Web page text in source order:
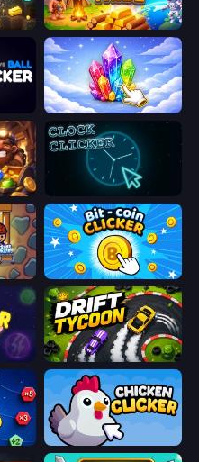
Evolutionary Tribe
Crystalia Idle Clicker
Clock Clicker
Bit-coin Clicker
Drift Tycoon
Chicken Clicker